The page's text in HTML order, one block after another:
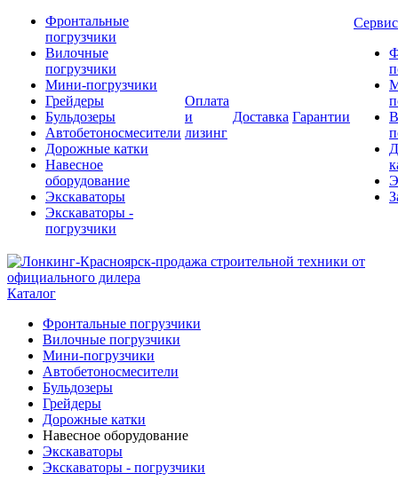
Фронтальные
погрузчики
Вилочные
погрузчики
Мини-погрузчики
Грейдеры
Бульдозеры
Автобетоносмесители
Дорожные катки
Навесное
оборудование
Экскаваторы
Экскаваторы -
погрузчики
Оплата
и
лизинг
Доставка Гарантии
Каталог
Фронтальные погрузчики
Вилочные погрузчики
Мини-погрузчики
Автобетоносмесители
Бульдозеры
Грейдеры
Дорожные катки
Навесное оборудование
Экскаваторы
Экскаваторы - погрузчики